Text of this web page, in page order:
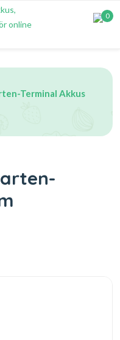
0
Terminal Akkus